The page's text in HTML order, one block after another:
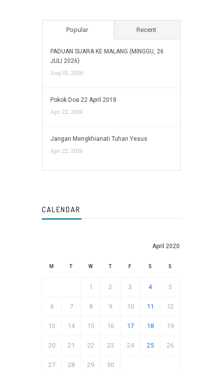
Popular Recent
PADUAN SUARA KE MALANG (MINGGU, 26
JULI 2026)
Aug 01, 2026
Pokok Doa 22 April 2018
Apr 22, 2018
Jangan Mengkhianati Tuhan Yesus
Apr 22, 2018
CALENDAR
April 2020
M T W T F S S
1 2 3 4 5
6 7 8 9 10 11 12
13 14 15 16 17 18 19
20 21 22 23 24 25 26
27 28 29 30